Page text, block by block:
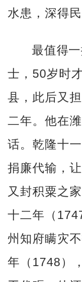
水患，深得民
最值得
士，50岁时
县，此后又
二年。他在
话。乾隆十
捐廉代输，
又封积粟之
十二年（
州知府瞒灾
年（1748）